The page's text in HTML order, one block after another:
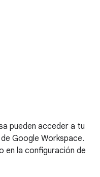
pueden acceder a tu
Google Workspace.
en la configuración de